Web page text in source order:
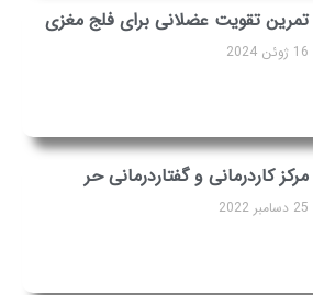
تمرین تقویت عضلانی برای فلج مغزی
16 ژوئن 2024
مرکز کاردرمانی و گفتاردرمانی حر
25 دسامبر 2022